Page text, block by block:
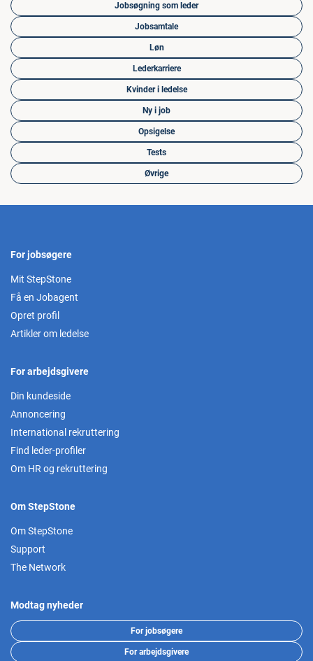
Jobsøgning som leder
Jobsamtale
Løn
Lederkarriere
Kvinder i ledelse
Ny i job
Opsigelse
Tests
Øvrige
For jobsøgere
Mit StepStone
Få en Jobagent
Opret profil
Artikler om ledelse
For arbejdsgivere
Din kundeside
Annoncering
International rekruttering
Find leder-profiler
Om HR og rekruttering
Om StepStone
Om StepStone
Support
The Network
Modtag nyheder
For jobsøgere
For arbejdsgivere